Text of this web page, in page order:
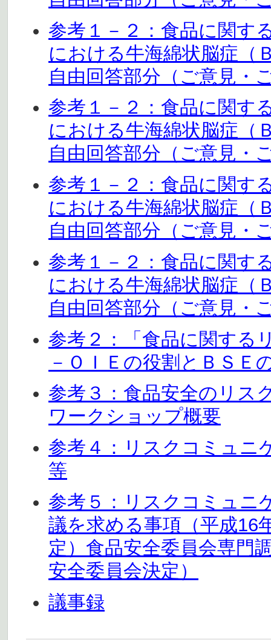
参考１－２：食品に関す
における牛海綿状脳症（
自由回答部分（ご意見・
参考１－２：食品に関す
における牛海綿状脳症（
自由回答部分（ご意見・
参考１－２：食品に関す
における牛海綿状脳症（
自由回答部分（ご意見・
参考１－２：食品に関す
における牛海綿状脳症（
自由回答部分（ご意見・
参考２：「食品に関する
－ＯＩＥの役割とＢＳＥ
参考３：食品安全のリス
ワークショップ概要
参考４：リスクコミュニ
等
参考５：リスクコミュニ
議を求める事項（平成16
定）食品安全委員会専門
安全委員会決定）
議事録